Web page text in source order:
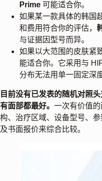
Prime 可能适合你。
如果某一款具体的韩国
和费用符合你的评估，
与证据因型号而异。
如果以大范围的皮肤紧
能适合你。它采用与
分布无法用单一固定深
目前没有已发表的随机对照
有面部都最好。 一次有价值
构、治疗区域、设备型号、
及书面报价来综合比较。